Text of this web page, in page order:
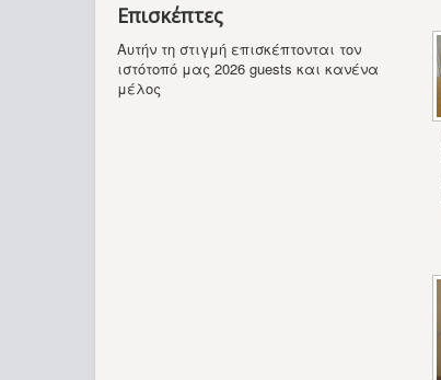
Επισκέπτες
Αυτήν τη στιγμή επισκέπτονται τον
ιστότοπό μας 2026 guests και κανένα
μέλος